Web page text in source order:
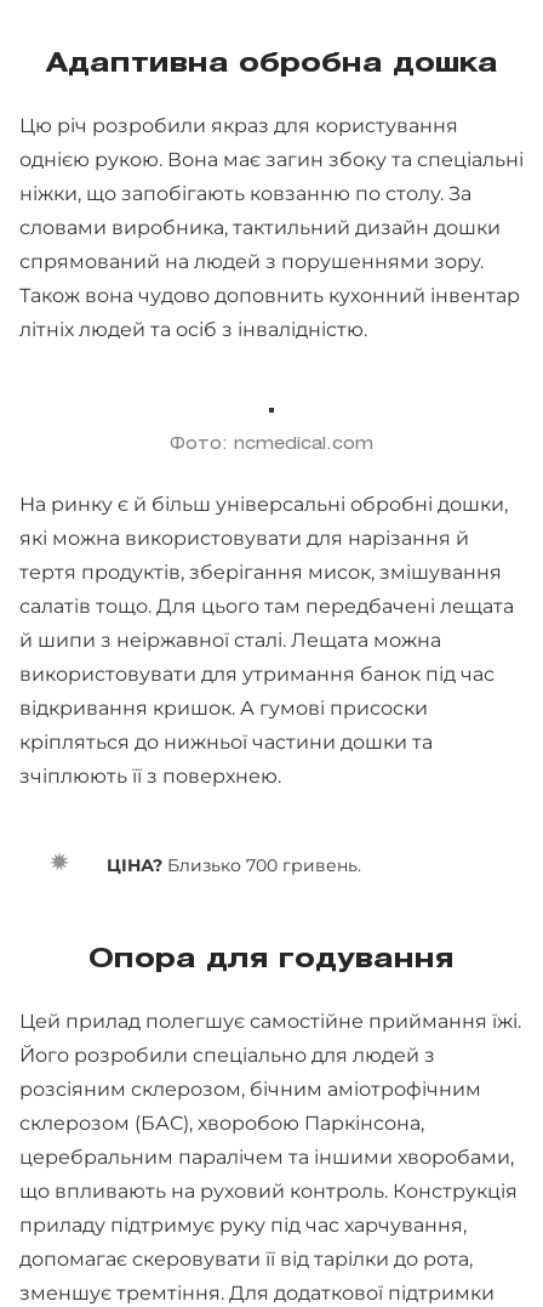
Адаптивна обробна дошка
Цю річ розробили якраз для користування
однією рукою. Вона має загин збоку та спеціальні
ніжки, що запобігають ковзанню по столу. За
словами виробника, тактильний дизайн дошки
спрямований на людей з порушеннями зору.
Також вона чудово доповнить кухонний інвентар
літніх людей та осіб з інвалідністю.
Фото: ncmedical.com
На ринку є й більш універсальні обробні дошки,
які можна використовувати для нарізання й
тертя продуктів, зберігання мисок, змішування
салатів тощо. Для цього там передбачені лещата
й шипи з неіржавної сталі. Лещата можна
використовувати для утримання банок під час
відкривання кришок. А гумові присоски
кріпляться до нижньої частини дошки та
зчіплюють її з поверхнею.
ЦІНА? Близько 700 гривень.
Опора для годування
Цей прилад полегшує самостійне приймання їжі.
Його розробили спеціально для людей з
розсіяним склерозом, бічним аміотрофічним
склерозом (БАС), хворобою Паркінсона,
церебральним паралічем та іншими хворобами,
що впливають на руховий контроль. Конструкція
приладу підтримує руку під час харчування,
допомагає скеровувати її від тарілки до рота,
зменшує тремтіння. Для додаткової підтримки